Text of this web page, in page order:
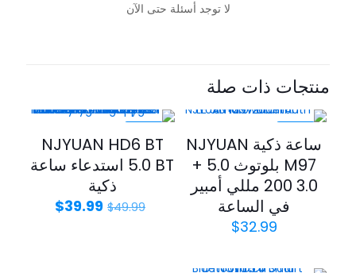
لا توجد أسئلة حتى الآن
منتجات ذات صلة
ساعة ذكية NJYUAN
M97 بلوتوث 5.0 +
3.0 200 مللي أمبير
في الساعة
$32.99
NJYUAN HD6 BT
5.0 BT استدعاء ساعة
ذكية
$49.99
$39.99